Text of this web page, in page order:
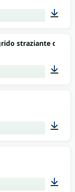
00:24
straziante di un